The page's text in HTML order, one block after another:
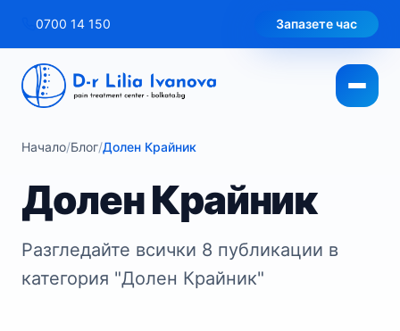
съдържанието
0700 14 150 Запазете час
Начало/Блог/Долен Крайник
Долен Крайник
Разгледайте всички 8 публикации в
категория "Долен Крайник"